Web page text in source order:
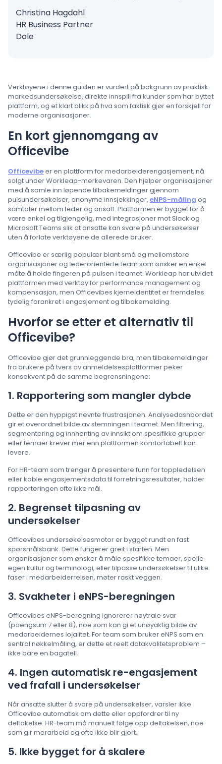
Christina Hagdahl
HR Business Partner
Dole
Verktøyene i denne guiden er vurdert på bakgrunn av praktisk
markedsundersøkelse, direkte innspill fra kunder som har byttet
plattform, og et klart blikk på hva som faktisk gjør en forskjell for
moderne organisasjoner.
En kort gjennomgang av
Officevibe
Officevibeer en plattform for medarbeiderengasjement, nå
solgt under Workleap-merkevaren. Den hjelper organisasjoner
med å samle inn løpende tilbakemeldinger gjennom
pulsundersøkelser, anonyme innsjekkinger, eNPS-måling og
samtaler mellom leder og ansatt. Plattformen er bygget for å
være enkel og tilgjengelig, med integrasjoner mot Slack og
Microsoft Teams slik at ansatte kan svare på undersøkelser
uten å forlate verktøyene de allerede bruker.
Officevibe er særlig populær blant små og mellomstore
organisasjoner og lederorienterte team som ønsker en enkel
måte å holde fingeren på pulsen i teamet. Workleap har utvidet
plattformen med verktøy for performance management og
kompensasjon, men Officevibes kjerneidentitet er fremdeles
tydelig forankret i engasjement og tilbakemelding.
Hvorfor se etter et alternativ til
Officevibe?
Officevibe gjør det grunnleggende bra, men tilbakemeldinger
fra brukere på tvers av anmeldelsesplattformer peker
konsekvent på de samme begrensningene:
1. Rapportering som mangler dybde
Dette er den hyppigst nevnte frustrasjonen. Analysedashbordet
gir et overordnet bilde av stemningen i teamet. Men filtrering,
segmentering og innhenting av innsikt om spesifikke grupper
eller temaer krever mer enn plattformen komfortabelt kan
levere.
For HR-team som trenger å presentere funn for toppledelsen
eller koble engasjementsdata til forretningsresultater, holder
rapporteringen ofte ikke mål.
2. Begrenset tilpasning av
undersøkelser
Officevibes undersøkelsesmotor er bygget rundt en fast
spørsmålsbank. Dette fungerer greit i starten. Men
organisasjoner som ønsker å måle spesifikke temaer, speile
egen kultur og terminologi, eller tilpasse undersøkelser til ulike
faser i medarbeiderreisen, møter raskt veggen.
3. Svakheter i eNPS-beregningen
Officevibes eNPS-beregning ignorerer nøytrale svar
(poengsum 7 eller 8), noe som kan gi et unøyaktig bilde av
medarbeidernes lojalitet. For team som bruker eNPS som en
sentral nøkkelmåling, er dette et reelt datakvalitetsproblem –
ikke bare en bagatell.
4. Ingen automatisk re-engasjement
ved frafall i undersøkelser
Når ansatte slutter å svare på undersøkelser, varsler ikke
Officevibe automatisk om dette eller oppfordrer til ny
deltakelse. HR-team må manuelt følge opp deltakelsen, noe
som gir merarbeid og ofte ikke blir gjort.
5. Ikke bygget for å skalere